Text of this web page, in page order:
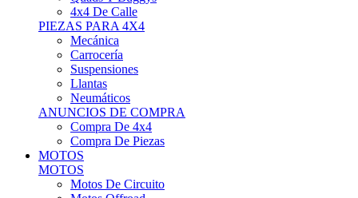
4x4 De Calle
PIEZAS PARA 4X4
Mecánica
Carrocería
Suspensiones
Llantas
Neumáticos
ANUNCIOS DE COMPRA
Compra De 4x4
Compra De Piezas
MOTOS
MOTOS
Motos De Circuito